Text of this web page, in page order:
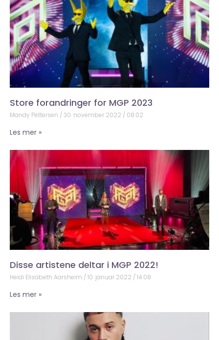
Store forandringer for MGP 2023
Mandy Pettersen 30. november 2022 08:02
Les mer »
Disse artistene deltar i MGP 2022!
Heidi Elisabeth Aarsheim 10. januar 2022 14:08
Les mer »